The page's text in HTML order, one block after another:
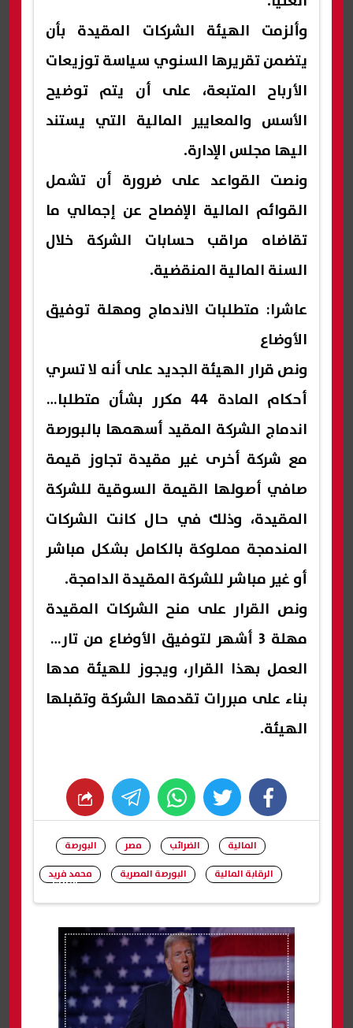
وألزمت الهيئة الشركات المقيدة بأن
يتضمن تقريرها السنوي سياسة توزيعات
الأرباح المتبعة، على أن يتم توضيح
الأسس والمعايير المالية التي يستند
اليها مجلس الإدارة.
ونصت القواعد على ضرورة أن تشمل
القوائم المالية الإفصاح عن إجمالي ما
تقاضاه مراقب حسابات الشركة خلال
السنة المالية المنقضية.
عاشرا: متطلبات الاندماج ومهلة توفيق
الأوضاع
ونص قرار الهيئة الجديد على أنه لا تسري
أحكام المادة 44 مكرر بشأن متطلبات
اندماج الشركة المقيد أسهمها بالبورصة
مع شركة أخرى غير مقيدة تجاوز قيمة
صافي أصولها القيمة السوقية للشركة
المقيدة، وذلك في حال كانت الشركات
المندمجة مملوكة بالكامل بشكل مباشر
أو غير مباشر للشركة المقيدة الدامجة.
ونص القرار على منح الشركات المقيدة
مهلة 3 أشهر لتوفيق الأوضاع من تاريخ
العمل بهذا القرار، ويجوز للهيئة مدها
بناء على مبررات تقدمها الشركة وتقبلها
الهيئة.
facebook
twitter
whats
شارك
المالية الضرائب مصر
البورصة
الرقابة المالية
البورصة المصرية محمد فريد